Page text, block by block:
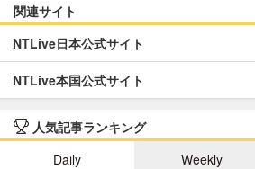
関連サイト
NTLive日本公式サイト
NTLive本国公式サイト
人気記事ランキング
Daily
Weekly